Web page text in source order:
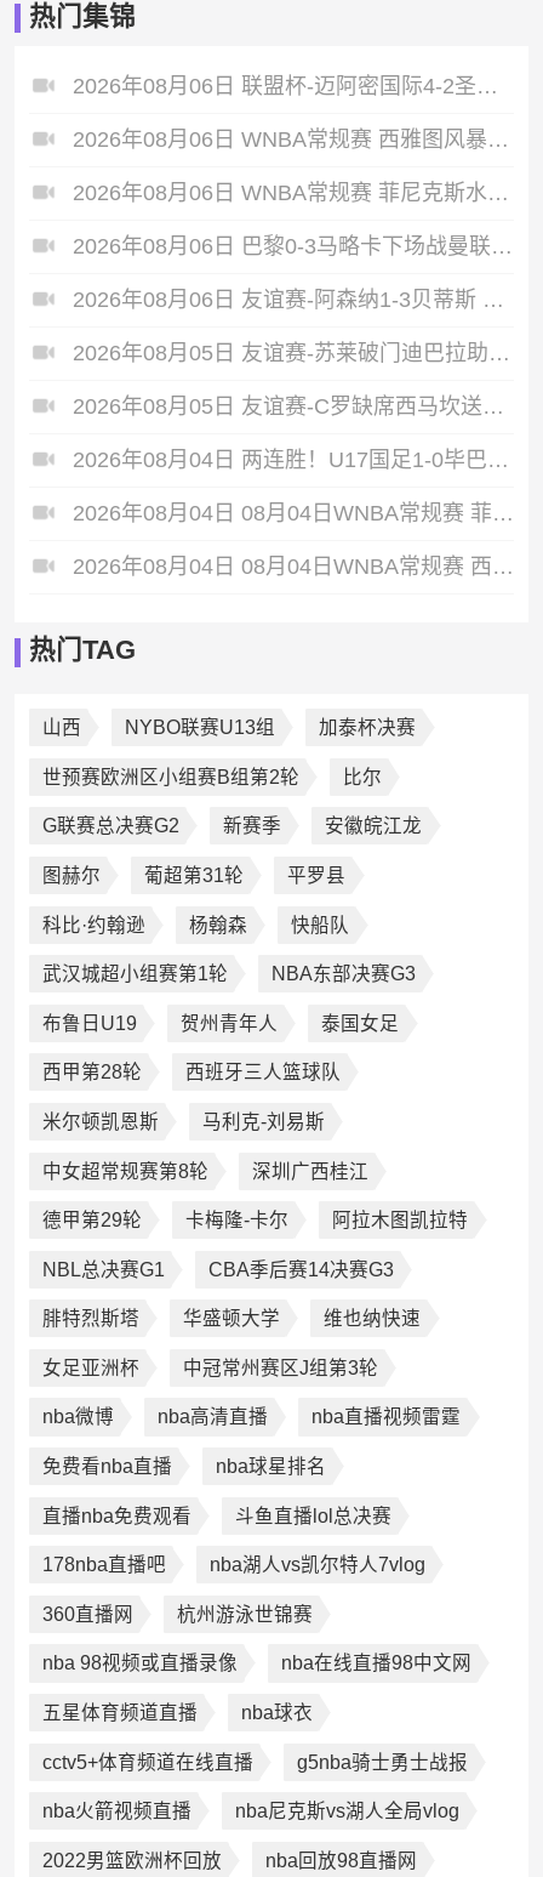
热门集锦
2026年08月06日 联盟杯-迈阿密国际4-2圣路易斯 梅西2射1传 阿伦助攻戴帽
2026年08月06日 WNBA常规赛 西雅图风暴 86 - 92 纽约自由人 全场集锦
2026年08月06日 WNBA常规赛 菲尼克斯水星 82 - 96 亚特兰大梦想 全场集锦
2026年08月06日 巴黎0-3马略卡下场战曼联 巴黎全场控球近6成+8射3正未果
2026年08月06日 友谊赛-阿森纳1-3贝蒂斯 因卡皮耶破门难救主 福纳尔斯1射2传
2026年08月05日 友谊赛-苏莱破门迪巴拉助攻 罗马4-1纽波特郡
2026年08月05日 友谊赛-C罗缺席西马坎送点 胜利0-2不敌阿尔梅里亚
2026年08月04日 两连胜！U17国足1-0毕巴U17 程晟涵连场头球破门制胜赵松源中楣
2026年08月04日 08月04日WNBA常规赛 菲尼克斯水星106-101芝加哥天空 全场集锦
2026年08月04日 08月04日WNBA常规赛 西雅图风暴83-95纽约自由人 全场集锦
热门TAG
山西 NYBO联赛U13组 加泰杯决赛
世预赛欧洲区小组赛B组第2轮 比尔
G联赛总决赛G2 新赛季 安徽皖江龙
图赫尔 葡超第31轮 平罗县
科比·约翰逊 杨翰森 快船队
武汉城超小组赛第1轮 NBA东部决赛G3
布鲁日U19 贺州青年人 泰国女足
西甲第28轮 西班牙三人篮球队
米尔顿凯恩斯 马利克-刘易斯
中女超常规赛第8轮 深圳广西桂江
德甲第29轮 卡梅隆-卡尔 阿拉木图凯拉特
NBL总决赛G1 CBA季后赛14决赛G3
腓特烈斯塔 华盛顿大学 维也纳快速
女足亚洲杯 中冠常州赛区J组第3轮
nba微博 nba高清直播 nba直播视频雷霆
免费看nba直播 nba球星排名
直播nba免费观看 斗鱼直播lol总决赛
178nba直播吧 nba湖人vs凯尔特人7vlog
360直播网 杭州游泳世锦赛
nba 98视频或直播录像 nba在线直播98中文网
五星体育频道直播 nba球衣
cctv5+体育频道在线直播 g5nba骑士勇士战报
nba火箭视频直播 nba尼克斯vs湖人全局vlog
2022男篮欧洲杯回放 nba回放98直播网